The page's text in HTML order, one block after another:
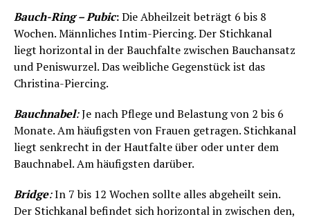
Bauch-Ring – Pubic:Die Abheilzeit beträgt 6 bis 8
Wochen. Männliches Intim-Piercing. Der Stichkanal
liegt horizontal in der Bauchfalte zwischen Bauchansatz
und Peniswurzel. Das weibliche Gegenstück ist das
Christina-Piercing.
Bauchnabel:Je nach Pflege und Belastung von 2 bis 6
Monate. Am häufigsten von Frauen getragen. Stichkanal
liegt senkrecht in der Hautfalte über oder unter dem
Bauchnabel. Am häufigsten darüber.
Bridge:In 7 bis 12 Wochen sollte alles abgeheilt sein.
Der Stichkanal befindet sich horizontal in zwischen den,